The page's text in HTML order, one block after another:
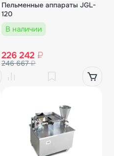
Пельменные аппараты JGL-
120
В наличии
226 242 ₽
246 667₽